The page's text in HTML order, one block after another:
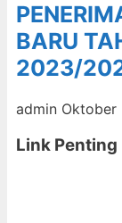
BARU
2023/
admin Oktober
Link Penting